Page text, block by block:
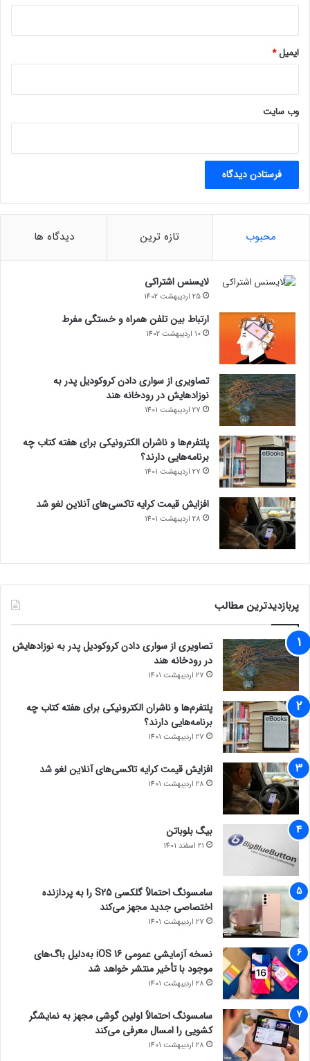
ایمیل*
وب‌ سایت
محبوب تازه ترین دیدگاه ها
لایسنس اشتراکی
25 اردیبهشت 1402
ارتباط بین تلفن همراه و خستگی مفرط
10 اردیبهشت 1402
تصاویری از سواری دادن کروکودیل پدر به
نوزادهایش در رودخانه هند
27 اردیبهشت 1401
پلتفرم‌ها و ناشران الکترونیکی برای هفته کتاب چه
برنامه‌هایی دارند؟
27 اردیبهشت 1401
افزایش قیمت کرایه تاکسی‌های آنلاین لغو شد
28 اردیبهشت 1401
پربازدیدترین مطالب
تصاویری از سواری دادن کروکودیل پدر به نوزادهایش
در رودخانه هند
27 اردیبهشت 1401
پلتفرم‌ها و ناشران الکترونیکی برای هفته کتاب چه
برنامه‌هایی دارند؟
27 اردیبهشت 1401
افزایش قیمت کرایه تاکسی‌های آنلاین لغو شد
28 اردیبهشت 1401
بیگ بلوباتن
21 اسفند 1401
سامسونگ احتمالاً گلکسی S25 را به پردازنده
اختصاصی جدید مجهز می‌کند
27 اردیبهشت 1401
نسخه آزمایشی عمومی iOS 16 به‌دلیل باگ‌های
موجود با تأخیر منتشر خواهد شد
28 اردیبهشت 1401
سامسونگ احتمالاً اولین گوشی مجهز به نمایشگر
کشویی را امسال معرفی می‌کند
28 اردیبهشت 1401